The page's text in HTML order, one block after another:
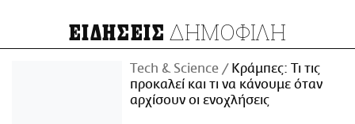
ΕΙΔΗΣΕΙΣ ΔΗΜΟΦΙΛΗ
Τech & Science
Κράμπες: Τι τις
προκαλεί και τι να κάνουμε όταν
αρχίσουν οι ενοχλήσεις